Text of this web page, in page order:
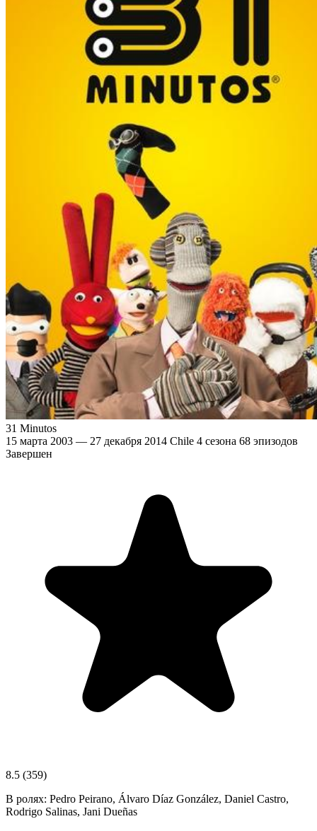
31 Minutos
15 марта 2003 — 27 декабря 2014 Chile 4 сезона 68 эпизодов
Завершен
8.5 (359)
В ролях: Pedro Peirano, Álvaro Díaz González, Daniel Castro,
Rodrigo Salinas, Jani Dueñas